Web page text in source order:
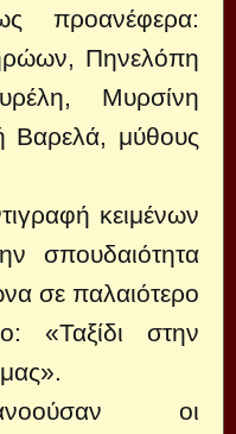
προανέφερα:
Πηνελόπη
Μυρσίνη
Βαρελά, μύθους
κειμένων
σπουδαιότητα
σε παλαιότερο
«Ταξίδι στην
οι